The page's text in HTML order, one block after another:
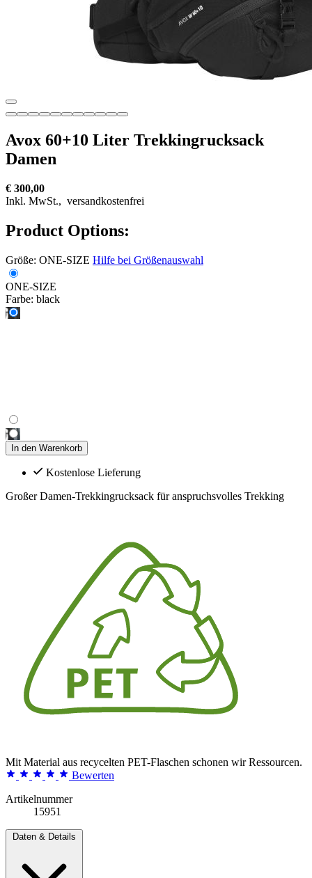
Avox 60+10 Liter Trekkingrucksack
Damen
€ 300,00
Inkl. MwSt., versandkostenfrei
Product Options:
Größe: ONE-SIZE Hilfe bei Größenauswahl
ONE-SIZE
Farbe: black
In den Warenkorb
Kostenlose Lieferung
Großer Damen-Trekkingrucksack für anspruchsvolles Trekking
Mit Material aus recycelten PET-Flaschen schonen wir Ressourcen.
Bewerten
Artikelnummer
15951
Daten & Details